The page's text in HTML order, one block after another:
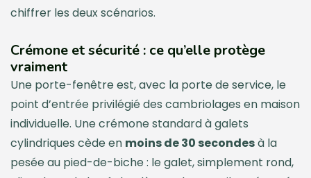
chiffrer les deux scénarios.
Crémone et sécurité : ce qu’elle protège
vraiment
Une porte-fenêtre est, avec la porte de service, le
point d’entrée privilégié des cambriolages en maison
individuelle. Une crémone standard à galets
cylindriques cède en moins de 30 secondesà la
pesée au pied-de-biche : le galet, simplement rond,